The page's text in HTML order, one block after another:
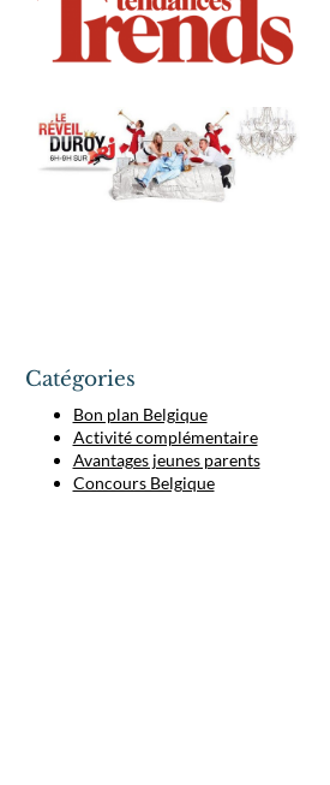
Catégories
Bon plan Belgique
Activité complémentaire
Avantages jeunes parents
Concours Belgique